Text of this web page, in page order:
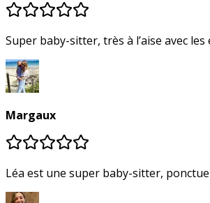
Super baby-sitter, très à l’aise avec les
Margaux
Léa est une super baby-sitter,